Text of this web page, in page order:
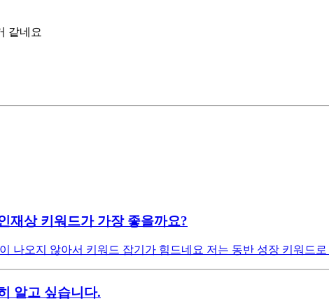
같네요
재상 키워드가 가장 좋을까요?
나오지 않아서 키워드 잡기가 힘드네요 저는 동반 성장 키워드
알고 싶습니다.